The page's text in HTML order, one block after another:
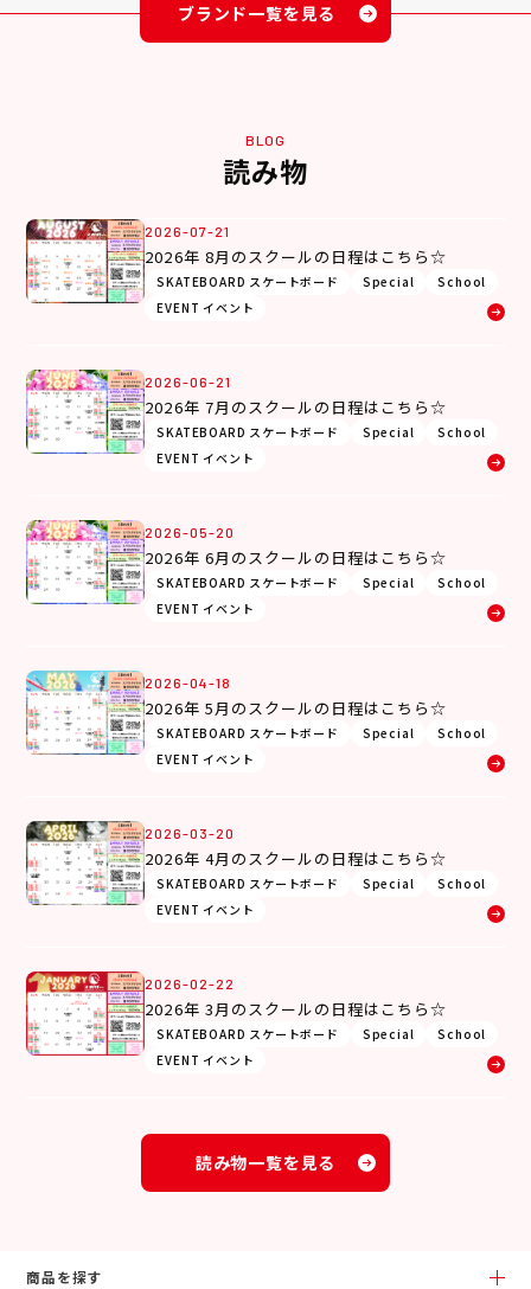
ブランド一覧を見る
BLOG
読み物
2026-07-21
2026年 8月のスクールの日程はこちら☆
SKATEBOARD スケートボード Special
School
EVENT イベント
2026-06-21
2026年 7月のスクールの日程はこちら☆
SKATEBOARD スケートボード Special
School
EVENT イベント
2026-05-20
2026年 6月のスクールの日程はこちら☆
SKATEBOARD スケートボード Special
School
EVENT イベント
2026-04-18
2026年 5月のスクールの日程はこちら☆
SKATEBOARD スケートボード Special
School
EVENT イベント
2026-03-20
2026年 4月のスクールの日程はこちら☆
SKATEBOARD スケートボード Special
School
EVENT イベント
2026-02-22
2026年 3月のスクールの日程はこちら☆
SKATEBOARD スケートボード Special
School
EVENT イベント
読み物一覧を見る
商品を探す